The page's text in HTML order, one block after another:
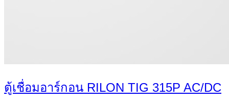
ตู้เชื่อมอาร์กอน RILON TIG 315P AC/DC